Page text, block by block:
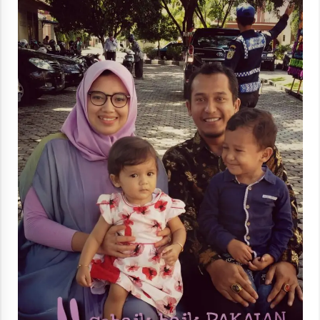
“One Piece”, Cara Barat Mengejar Mimpi
2 months ago
“Pohon Kehidupan”: Mati Dulu, Baru Hidup
3 months ago
“Manusia Digital”: Cerdas Lewat Sinyal
3 months ago
“Allahukrasi”: The Power of Management!
3 months ago
Manajemen “Qaddamat Lighad”: Menjadi
Manusia Visioner dan Beretika